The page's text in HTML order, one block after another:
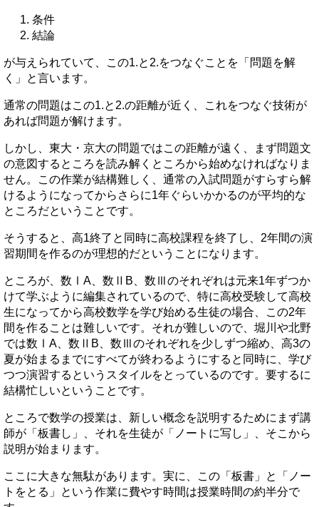
条件
結論
が与えられていて、この1.と2.をつなぐことを「問題を解
く」と言います。
通常の問題はこの1.と2.の距離が近く、これをつなぐ技術が
あれば問題が解けます。
しかし、東大・京大の問題ではこの距離が遠く、まず問題文
の意図するところを読み解くところから始めなければなりま
せん。この作業が結構難しく、通常の入試問題がすらすら解
けるようになってからさらに1年ぐらいかかるのが平均的な
ところだということです。
そうすると、高1終了と同時に高校課程を終了し、2年間の演
習期間を作るのが理想的だということになります。
ところが、数ⅠA、数ⅡB、数Ⅲのそれぞれは元来1年ずつか
けて学ぶように編集されているので、特に高校受験して高校
生になってから高校数学を学び始める生徒の場合、この2年
間を作ることは難しいです。それが難しいので、堀川や北野
では数ⅠA、数ⅡB、数Ⅲのそれぞれを少しずつ縮め、高3の
夏が始まるまでにすべてが終わるようにすると同時に、学び
つつ演習するというスタイルをとっているのです。要するに
結構忙しいということです。
ところで数学の授業は、新しい概念を説明するためにまず講
師が「板書し」、それを生徒が「ノートに写し」、そこから
説明が始まります。
ここに大きな無駄があります。実に、この「板書」と「ノー
トをとる」という作業に費やす時間は授業時間の約半分で